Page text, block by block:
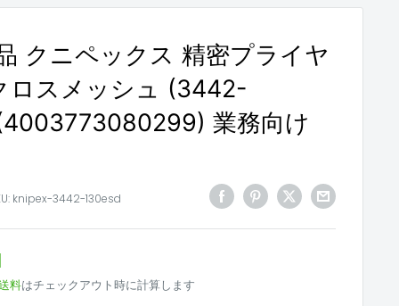
クニペックス 精密プライヤ
ロスメッシュ (3442-
業務向け
knipex-3442-130esd
料はチェックアウト時に計算します